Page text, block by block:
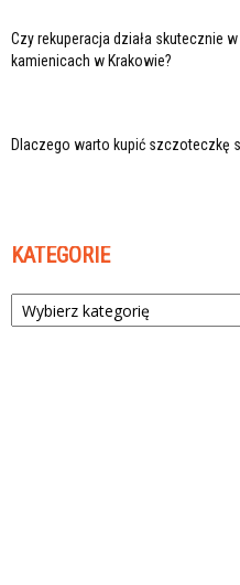
Czy rekuperacja działa skutecznie
kamienicach w Krakowie?
Dlaczego warto kupić szczoteczkę
KATEGORIE
Kategorie